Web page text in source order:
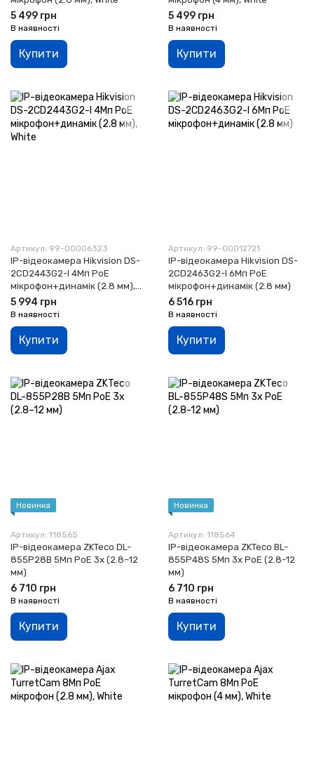
5 499 грн
В наявності
Купити
5 499 грн
В наявності
Купити
Артикул: 99-00006323
IP-відеокамера Hikvision DS-
2CD2443G2-I 4Мп PoE
мікрофон+динамік (2.8 мм),
White
5 994 грн
В наявності
Купити
Артикул: 99-00012721
IP-відеокамера Hikvision DS-
2CD2463G2-I 6Мп PoE
мікрофон+динамік (2.8 мм)
6 516 грн
В наявності
Купити
Новинка
Артикул: 118565
IP-відеокамера ZKTeco DL-
855P28B 5Мп PoE 3x (2.8–12
мм)
6 710 грн
В наявності
Купити
Новинка
Артикул: 118564
IP-відеокамера ZKTeco BL-
855P48S 5Мп 3x PoE (2.8-12
мм)
6 710 грн
В наявності
Купити